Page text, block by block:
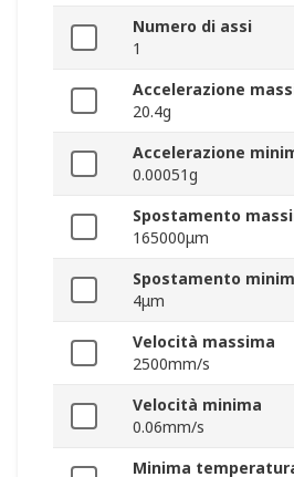
Numero di assi
1
Accelerazione
20.4g
Accelerazione
0.00051g
Spostamento
165000μm
Spostamento
4μm
Velocità massima
2500mm/s
Velocità minima
0.06mm/s
Minima